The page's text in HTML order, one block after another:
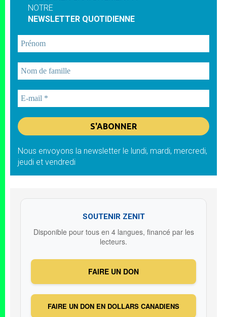
NOTRE
NEWSLETTER QUOTIDIENNE
Nous envoyons la newsletter le lundi, mardi, mercredi,
jeudi et vendredi
SOUTENIR ZENIT
Disponible pour tous en 4 langues, financé par les
lecteurs.
FAIRE UN DON
FAIRE UN DON EN DOLLARS CANADIENS